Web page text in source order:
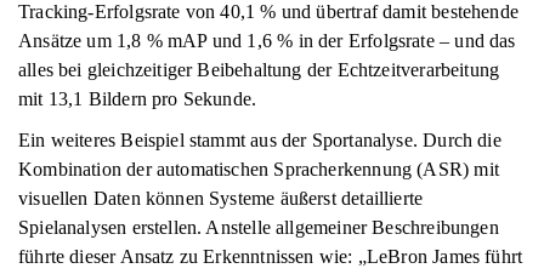
Tracking-Erfolgsrate von 40,1 % und übertraf damit bestehende
Ansätze um 1,8 % mAP und 1,6 % in der Erfolgsrate – und das
alles bei gleichzeitiger Beibehaltung der Echtzeitverarbeitung
mit 13,1 Bildern pro Sekunde.
Ein weiteres Beispiel stammt aus der Sportanalyse. Durch die
Kombination der automatischen Spracherkennung (ASR) mit
visuellen Daten können Systeme äußerst detaillierte
Spielanalysen erstellen. Anstelle allgemeiner Beschreibungen
führte dieser Ansatz zu Erkenntnissen wie: „LeBron James führt